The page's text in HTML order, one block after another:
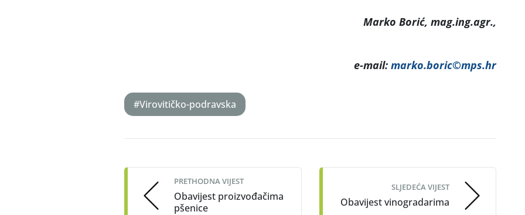
Marko Borić, mag.ing.agr.,
e-mail: marko.boric©mps.hr
#Virovitičko-podravska
navigation
PRETHODNA VIJEST
Obavijest proizvođačima
pšenice
SLJEDEĆA VIJEST
Obavijest vinogradarima